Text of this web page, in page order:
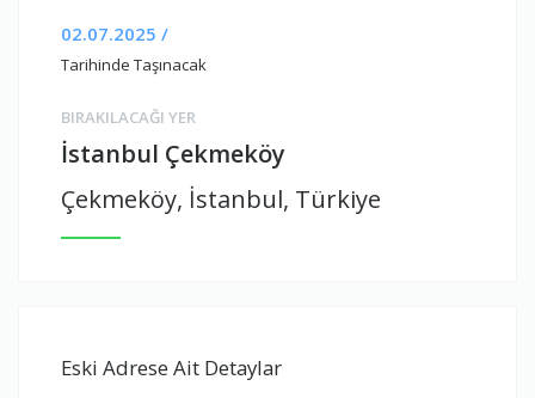
02.07.2025 /
Tarihinde Taşınacak
BIRAKILACAĞI YER
İstanbul Çekmeköy
Çekmeköy, İstanbul, Türkiye
Eski Adrese Ait Detaylar